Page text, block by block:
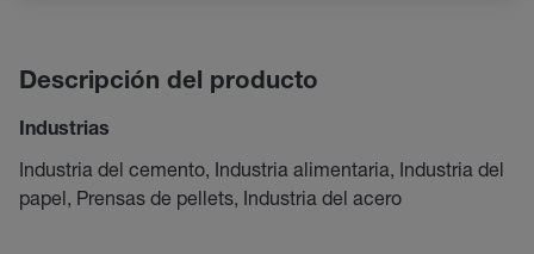
Descripción del producto
Industrias
Industria del cemento, Industria alimentaria, Industria del
papel, Prensas de pellets, Industria del acero